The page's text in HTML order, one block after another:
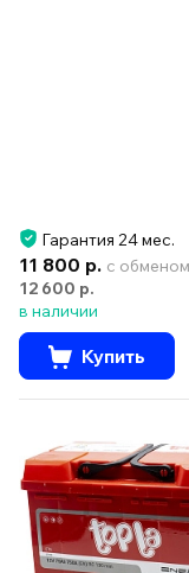
Гарантия 24 мес.
11 800 р. с обменом
12 600 р.
в наличии
Купить